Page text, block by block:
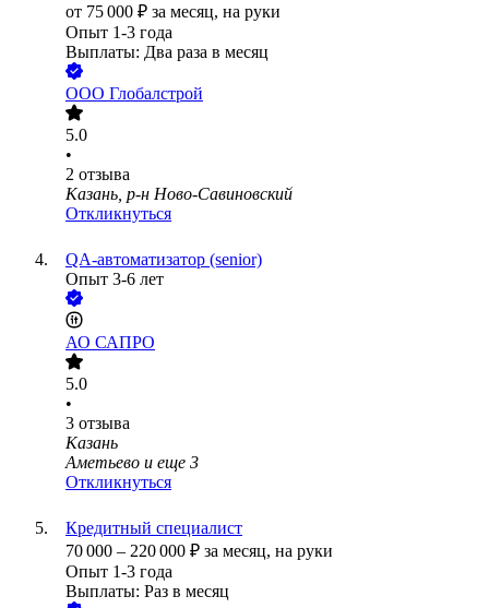
от 75 000 ₽ за месяц, на руки
Опыт 1-3 года
Выплаты: Два раза в месяц
ООО Глобалстрой
5.0
•
2 отзыва
Казань, р-н Ново-Савиновский
Откликнуться
QA-автоматизатор (senior)
Опыт 3-6 лет
АО САПРО
5.0
•
3 отзыва
Казань
Аметьево и еще 3
Откликнуться
Кредитный специалист
70 000 – 220 000 ₽ за месяц, на руки
Опыт 1-3 года
Выплаты: Раз в месяц